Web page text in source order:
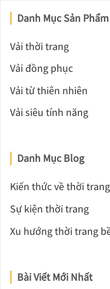
Danh Mục Sản Phẩm
Vải thời trang
Vải đồng phục
Vải từ thiên nhiên
Vải siêu tính năng
Danh Mục Blog
Kiến thức về thời trang
Sự kiện thời trang
Xu hướng thời trang
Bài Viết Mới Nhất